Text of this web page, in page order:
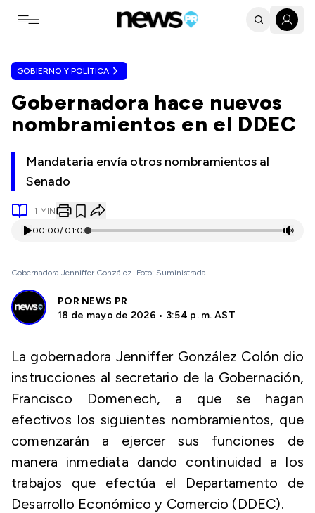
Toggle navigation menu
GOBIERNO Y POLÍTICA
Gobernadora hace nuevos
nombramientos en el DDEC
Mandataria envía otros nombramientos al
Senado
1 MIN
00:00/ 01:05
Gobernadora Jenniffer González. Foto: Suministrada
POR NEWS PR
18 de mayo de 2026 • 3:54 p. m. AST
La gobernadora Jenniffer González Colón dio
instrucciones al secretario de la Gobernación,
Francisco Domenech, a que se hagan
efectivos los siguientes nombramientos, que
comenzarán a ejercer sus funciones de
manera inmediata dando continuidad a los
trabajos que efectúa el Departamento de
Desarrollo Económico y Comercio (DDEC).